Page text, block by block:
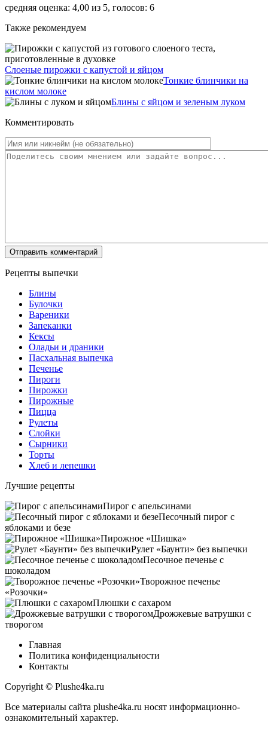
средняя оценка: 4,00 из 5, голосов: 6
Также рекомендуем
Слоеные пирожки с капустой и яйцом
Тонкие блинчики на
кислом молоке
Блины с яйцом и зеленым луком
Комментировать
Рецепты выпечки
Блины
Булочки
Вареники
Запеканки
Кексы
Оладьи и драники
Пасхальная выпечка
Печенье
Пироги
Пирожки
Пирожные
Пицца
Рулеты
Слойки
Сырники
Торты
Хлеб и лепешки
Лучшие рецепты
Пирог с апельсинами
Песочный пирог с
яблоками и безе
Пирожное «Шишка»
Рулет «Баунти» без выпечки
Песочное печенье с
шоколадом
Творожное печенье
«Розочки»
Плюшки с сахаром
Дрожжевые ватрушки с
творогом
Главная
Политика конфиденциальности
Контакты
Copyright © Plushe4ka.ru
Все материалы сайта plushe4ka.ru носят информационно-
ознакомительный характер.